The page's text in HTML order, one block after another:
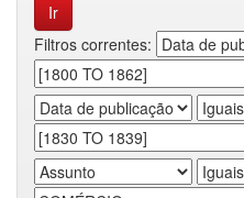
Filtros correntes: